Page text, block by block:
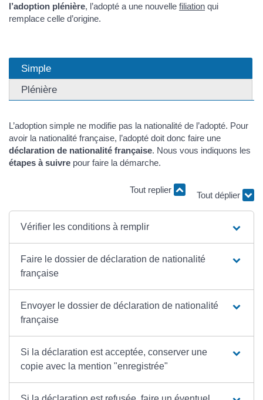
l’adoption plénière, l’adopté a une nouvelle filiation qui
remplace celle d’origine.
Simple
Plénière
L’adoption simple ne modifie pas la nationalité de l’adopté. Pour
avoir la nationalité française, l’adopté doit donc faire une
déclaration de nationalité française. Nous vous indiquons les
étapes à suivre pour faire la démarche.
Tout replier
Tout déplier
Vérifier les conditions à remplir
Faire le dossier de déclaration de nationalité
française
Envoyer le dossier de déclaration de nationalité
française
Si la déclaration est acceptée, conserver une
copie avec la mention "enregistrée"